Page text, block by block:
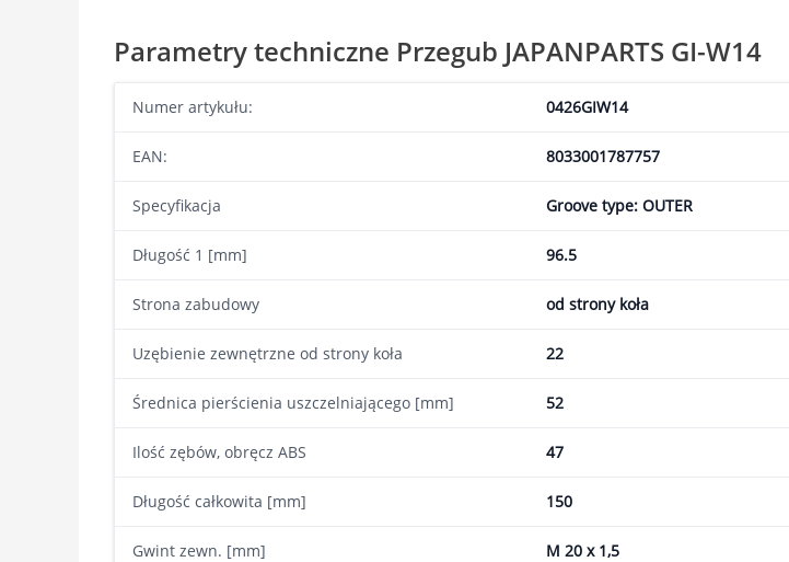
Parametry techniczne Przegub JAPANPARTS GI-W14
Numer artykułu: 0426GIW14
EAN: 8033001787757
Specyfikacja Groove type: OUTER
Długość 1 [mm] 96.5
Strona zabudowy od strony koła
Uzębienie zewnętrzne od strony koła 22
Średnica pierścienia uszczelniającego [mm] 52
Ilość zębów, obręcz ABS 47
Długość całkowita [mm] 150
Gwint zewn. [mm] M 20 x 1,5